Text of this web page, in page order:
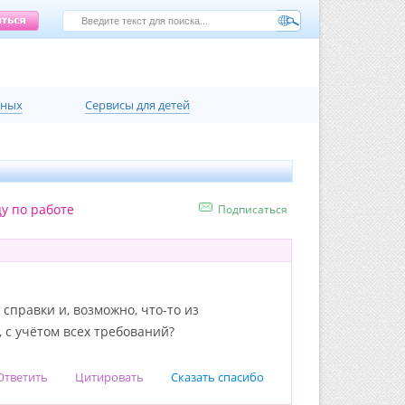
Сервисы для детей
Подписаться
по работе
и, возможно, что-то из
учётом всех требований?
Сказать спасибо
Цитировать